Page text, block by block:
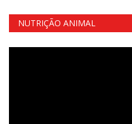
NUTRIÇÃO ANIMAL